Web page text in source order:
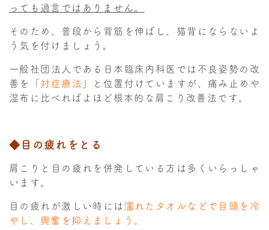
っても過言ではありません。
そのため、普段から背筋を伸ばし、猫背にならないよ
う気を付けましょう。
一般社団法人である日本臨床内科医では不良姿勢の改
善を「対症療法 」と位置付けていますが、痛み止めや
湿布に比べればよほど根本的な肩こり改善法です。
◆目の疲れをとる
肩こりと目の疲れを併発している方は多くいらっしゃ
います。
目の疲れが激しい時には濡れたタオルなどで目頭を冷
やし、興奮を抑えましょう。